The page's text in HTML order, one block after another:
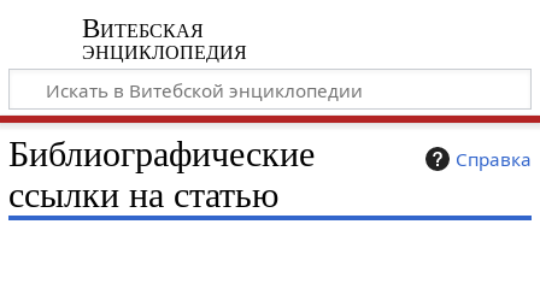
Витебская
энциклопедия
Справка
Библиографические
ссылки на статью